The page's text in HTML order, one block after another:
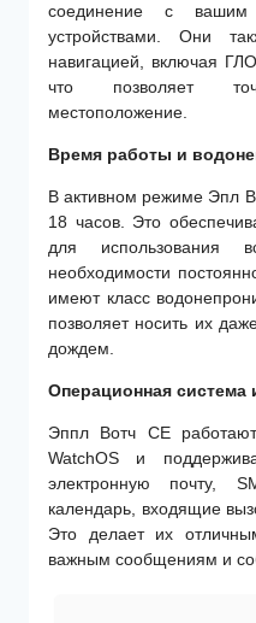
соединение с
устройствами. Они
навигацией, включая
что позволяет
местоположение.
Время работы и
В активном режиме Эпл
18 часов. Это
для использования
необходимости
имеют класс
позволяет носить их
дождем.
Операционная система
Эппл Вотч СЕ
WatchOS и
электронную почту,
календарь, входящие
Это делает их
важным сообщениям и